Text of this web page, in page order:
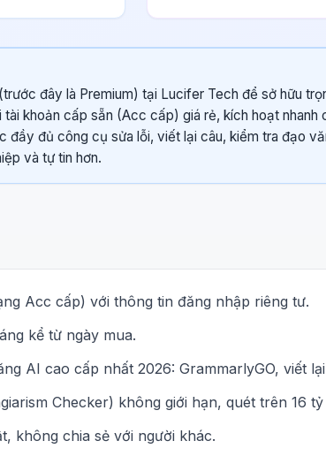
đây là Premium) tại Lucifer Tech để sở hữu
khoản cấp sẵn (Acc cấp) giá rẻ, kích hoạt nhanh
đầy đủ công cụ sửa lỗi, viết lại câu, kiểm tra đạo
và tự tin hơn.
Acc cấp) với thông tin đăng nhập riêng tư.
kể từ ngày mua.
AI cao cấp nhất 2026: GrammarlyGO, viết
Checker) không giới hạn, quét trên 16
không chia sẻ với người khác.